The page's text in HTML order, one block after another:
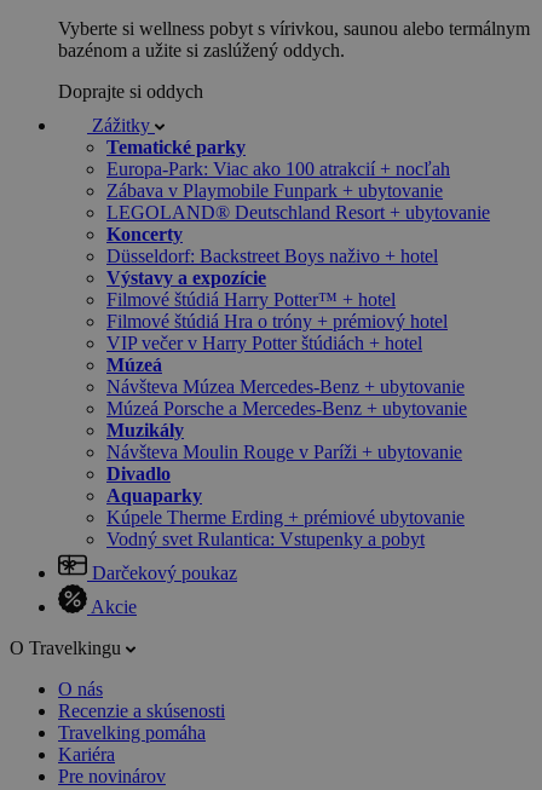
Vyberte si wellness pobyt s vírivkou, saunou alebo termálnym
bazénom a užite si zaslúžený oddych.
Doprajte si oddych
Zážitky
Tematické parky
Europa-Park: Viac ako 100 atrakcií + nocľah
Zábava v Playmobile Funpark + ubytovanie
LEGOLAND® Deutschland Resort + ubytovanie
Koncerty
Düsseldorf: Backstreet Boys naživo + hotel
Výstavy a expozície
Filmové štúdiá Harry Potter™ + hotel
Filmové štúdiá Hra o tróny + prémiový hotel
VIP večer v Harry Potter štúdiách + hotel
Múzeá
Návšteva Múzea Mercedes-Benz + ubytovanie
Múzeá Porsche a Mercedes-Benz + ubytovanie
Muzikály
Návšteva Moulin Rouge v Paríži + ubytovanie
Divadlo
Aquaparky
Kúpele Therme Erding + prémiové ubytovanie
Vodný svet Rulantica: Vstupenky a pobyt
Darčekový poukaz
Akcie
O Travelkingu
O nás
Recenzie a skúsenosti
Travelking pomáha
Kariéra
Pre novinárov